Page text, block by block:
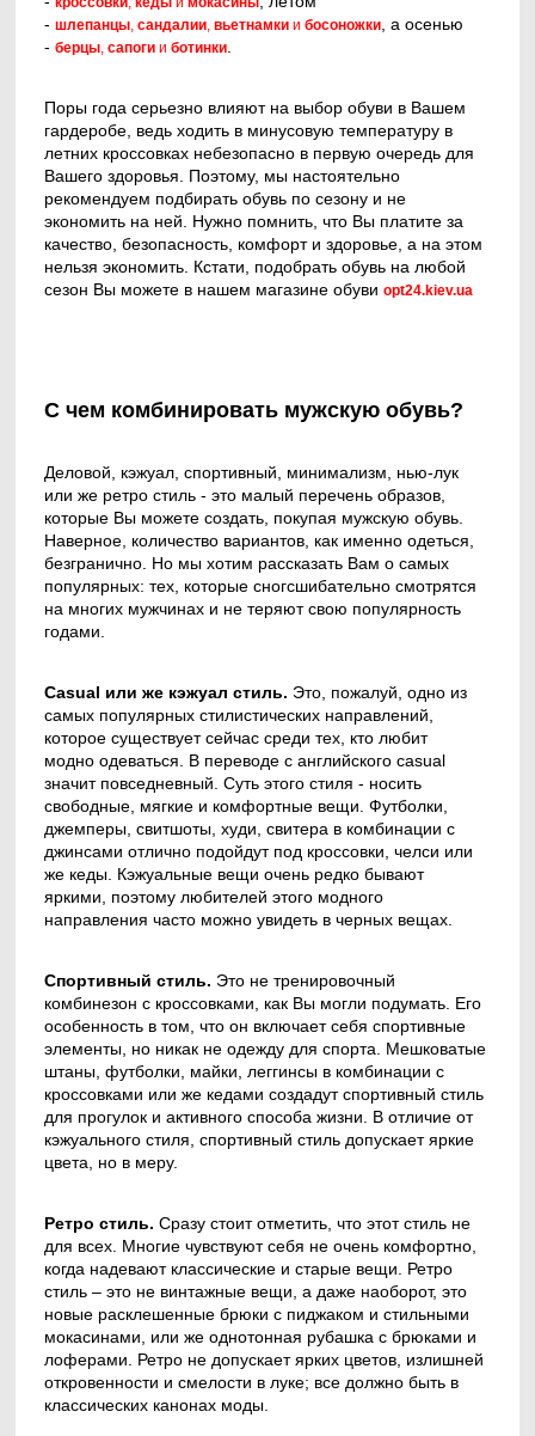
-шлепанцы,сандалии,вьетнамки ибосоножки , а осенью
-берцы,сапоги иботинки
Поры года серьезно влияют на выбор обуви в Вашем
гардеробе, ведь ходить в минусовую температуру в
летних кроссовках небезопасно в первую очередь для
Вашего здоровья. Поэтому, мы настоятельно
рекомендуем подбирать обувь по сезону и не
экономить на ней. Нужно помнить, что Вы платите за
качество, безопасность, комфорт и здоровье, а на этом
нельзя экономить. Кстати, подобрать обувь на любой
сезон Вы можете в нашем магазине обувиopt24.kiev.ua
С чем комбинировать мужскую обувь?
Деловой, кэжуал, спортивный, минимализм, нью-лук
или же ретро стиль - это малый перечень образов,
которые Вы можете создать, покупая мужскую обувь.
Наверное, количество вариантов, как именно одеться,
безгранично. Но мы хотим рассказать Вам о самых
популярных: тех, которые сногсшибательно смотрятся
на многих мужчинах и не теряют свою популярность
годами.
Casual или же кэжуал стиль. Это, пожалуй, одно из
самых популярных стилистических направлений,
которое существует сейчас среди тех, кто любит
модно одеваться. В переводе с английского casual
значит повседневный. Суть этого стиля - носить
свободные, мягкие и комфортные вещи. Футболки,
джемперы, свитшоты, худи, свитера в комбинации с
джинсами отлично подойдут под кроссовки, челси или
же кеды. Кэжуальные вещи очень редко бывают
яркими, поэтому любителей этого модного
направления часто можно увидеть в черных вещах.
Спортивный стиль. Это не тренировочный
комбинезон с кроссовками, как Вы могли подумать. Его
особенность в том, что он включает себя спортивные
элементы, но никак не одежду для спорта. Мешковатые
штаны, футболки, майки, леггинсы в комбинации с
кроссовками или же кедами создадут спортивный стиль
для прогулок и активного способа жизни. В отличие от
кэжуального стиля, спортивный стиль допускает яркие
цвета, но в меру.
Ретро стиль. Сразу стоит отметить, что этот стиль не
для всех. Многие чувствуют себя не очень комфортно,
когда надевают классические и старые вещи. Ретро
стиль – это не винтажные вещи, а даже наоборот, это
новые расклешенные брюки с пиджаком и стильными
мокасинами, или же однотонная рубашка с брюками и
лоферами. Ретро не допускает ярких цветов, излишней
откровенности и смелости в луке; все должно быть в
классических канонах моды.